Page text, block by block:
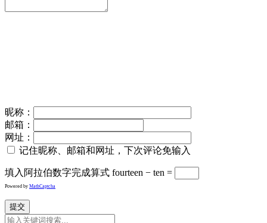
昵称：
邮箱：
网址：
记住昵称、邮箱和网址，下次评论免输入
填入阿拉伯数字完成算式 fourteen − ten =
Powered by MathCaptcha
提交